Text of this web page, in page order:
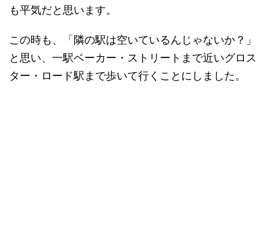
も平気だと思います。
この時も、「隣の駅は空いているんじゃないか？」
と思い、一駅ベーカー・ストリートまで近いグロス
ター・ロード駅まで歩いて行くことにしました。